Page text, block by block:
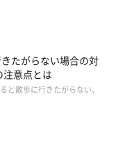
イチョイですね
のコメントが寄せら
たがらない場合の対
注意点とは
と散歩に行きたがらない、